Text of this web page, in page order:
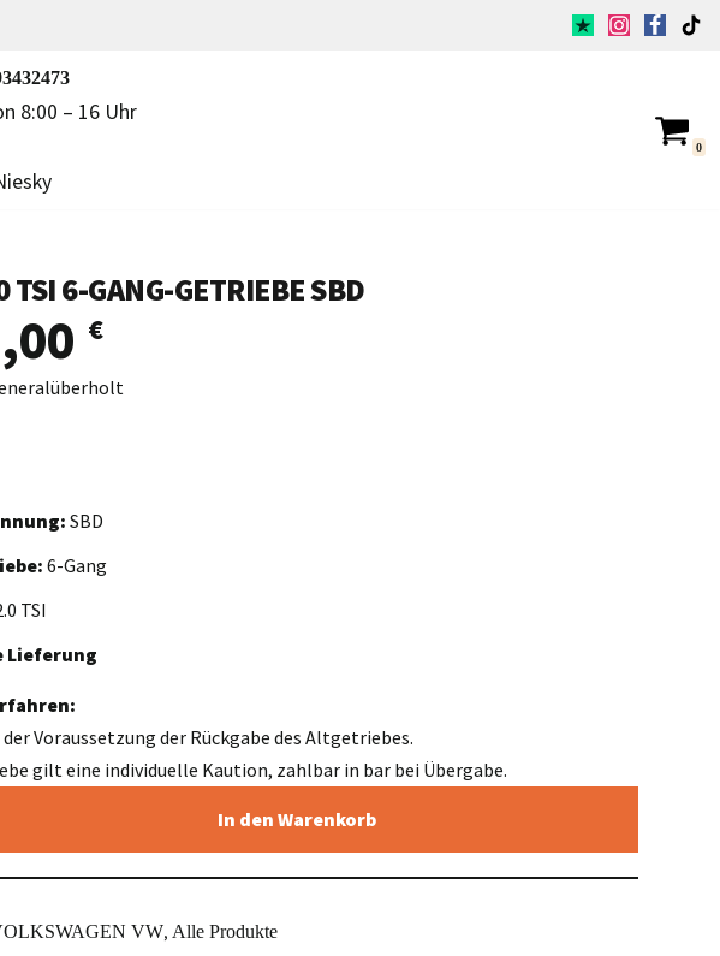
8:00 – 16 Uhr
0
TSI 6-GANG-GETRIEBE SBD
€
SBD
6-Gang
TSI
Lieferung
Voraussetzung der Rückgabe des Altgetriebes.
gilt eine individuelle Kaution, zahlbar in bar bei Übergabe.
In den Warenkorb
VW, Alle Produkte